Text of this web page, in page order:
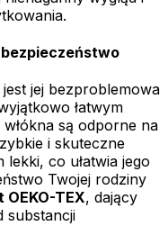
jej bezproblemowa
łatwym
są odporne na
i skuteczne
co ułatwia jego
Twojej rodziny
TEX, dający
substancji